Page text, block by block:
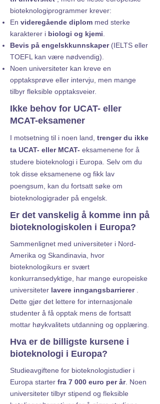
bioteknologiprogrammer krever:
En videregående diplom med sterke
karakterer i biologi og kjemi
Bevis på engelskkunnskaper(IELTS eller
TOEFL kan være nødvendig).
Noen universiteter kan kreve en
opptaksprøve eller intervju, men mange
tilbyr fleksible opptaksveier.
Ikke behov for UCAT- eller
MCAT-eksamener
I motsetning til i noen land, trenger du ikke
ta UCAT- eller MCAT- eksamenene for å
studere bioteknologi i Europa. Selv om du
tok disse eksamenene og fikk lav
poengsum, kan du fortsatt søke om
bioteknologigrader på engelsk.
Er det vanskelig å komme inn på
bioteknologiskolen i Europa?
Sammenlignet med universiteter i Nord-
Amerika og Skandinavia, hvor
bioteknologikurs er svært
konkurransedyktige, har mange europeiske
universiteter lavere inngangsbarrierer
Dette gjør det lettere for internasjonale
studenter å få opptak mens de fortsatt
mottar høykvalitets utdanning og opplæring.
Hva er de billigste kursene i
bioteknologi i Europa?
Studieavgiftene for bioteknologistudier i
Europa starter fra 7 000 euro per år. Noen
universiteter tilbyr stipend og fleksible